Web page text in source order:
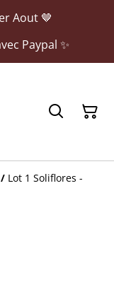
Aout 🤎
Paypal ✨
/ Lot 1 Soliflores -